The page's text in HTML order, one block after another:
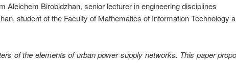
Aleichem Birobidzhan, senior lecturer in engineering disciplines
student of the Faculty of Mathematics of Information Technology
of the elements of urban power supply networks. This paper